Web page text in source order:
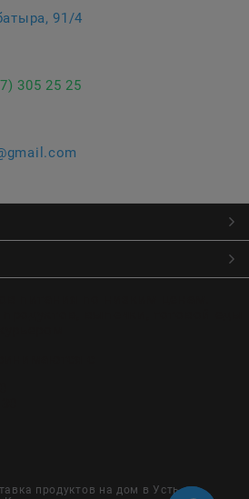
91/4
305 25 25
продуктов на дом в Усть-